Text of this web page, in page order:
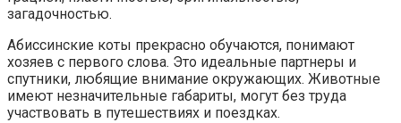
загадочностью.
Абиссинские коты прекрасно обучаются, понимают
хозяев с первого слова. Это идеальные партнеры и
спутники, любящие внимание окружающих. Животные
имеют незначительные габариты, могут без труда
участвовать в путешествиях и поездках.